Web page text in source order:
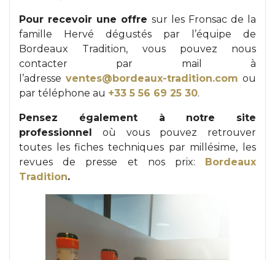
Pour recevoir une offre sur les Fronsac de la
famille Hervé dégustés par l’équipe de
Bordeaux Tradition, vous pouvez nous
contacter par mail à
l’adresse ventes@bordeaux-tradition.com ou
par téléphone au +33 5 56 69 25 30.
Pensez également à notre site
professionnel
où vous pouvez retrouver
toutes les fiches techniques par millésime, les
revues de presse et nos prix:
Bordeaux
Tradition.